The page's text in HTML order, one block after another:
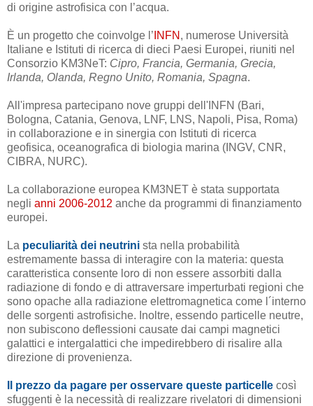
di origine astrofisica con l’acqua.
È un progetto che coinvolge l’ INFN , numerose Università
Italiane e Istituti di ricerca di dieci Paesi Europei, riuniti nel
Consorzio KM3NeT: Cipro, Francia, Germania, Grecia,
Irlanda, Olanda, Regno Unito, Romania, Spagna.
All'impresa partecipano nove gruppi dell'INFN (Bari,
Bologna, Catania, Genova, LNF, LNS, Napoli, Pisa, Roma)
in collaborazione e in sinergia con Istituti di ricerca
geofisica, oceanografica di biologia marina (INGV, CNR,
CIBRA, NURC).
La collaborazione europea KM3NET è stata supportata
negli anni 2006-2012 anche da programmi di finanziamento
europei.
La peculiarità dei neutrini sta nella probabilità
estremamente bassa di interagire con la materia: questa
caratteristica consente loro di non essere assorbiti dalla
radiazione di fondo e di attraversare imperturbati regioni che
sono opache alla radiazione elettromagnetica come l´interno
delle sorgenti astrofisiche. Inoltre, essendo particelle neutre,
non subiscono deflessioni causate dai campi magnetici
galattici e intergalattici che impedirebbero di risalire alla
direzione di provenienza.
Il prezzo da pagare per osservare queste particelle così
sfuggenti è la necessità di realizzare rivelatori di dimensioni